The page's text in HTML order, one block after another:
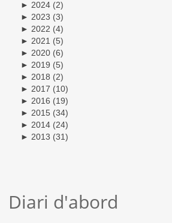
► 2024 (2)
► 2023 (3)
► 2022 (4)
► 2021 (5)
► 2020 (6)
► 2019 (5)
► 2018 (2)
► 2017 (10)
► 2016 (19)
► 2015 (34)
► 2014 (24)
► 2013 (31)
Diari d'abord